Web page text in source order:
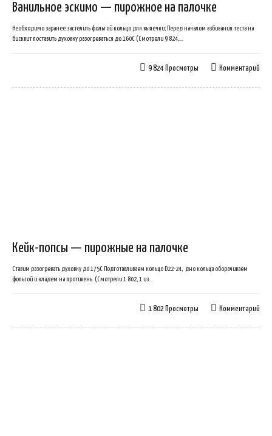
Ванильное эскимо — пирожное на палочке
Необходимо заранее застелить фольгой кольцо для выпечки; Перед началом взбивания теста на
бисквит поставить духовку разогреваться до 160С (Смотрели 9 824,...
Комментарий
9 824 Просмотры
Кейк-попсы — пирожные на палочке
Ставим разогревать духовку до 175С Подготавливаем кольцо D22-24, дно кольца оборачиваем
фольгой и кладем на противень. (Смотрели 1 802, 1 из...
Комментарий
1 802 Просмотры